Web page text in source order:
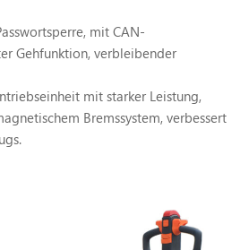
mit CAN-
Gehfunktion, verbleibender
mit starker Leistung,
Bremssystem, verbessert